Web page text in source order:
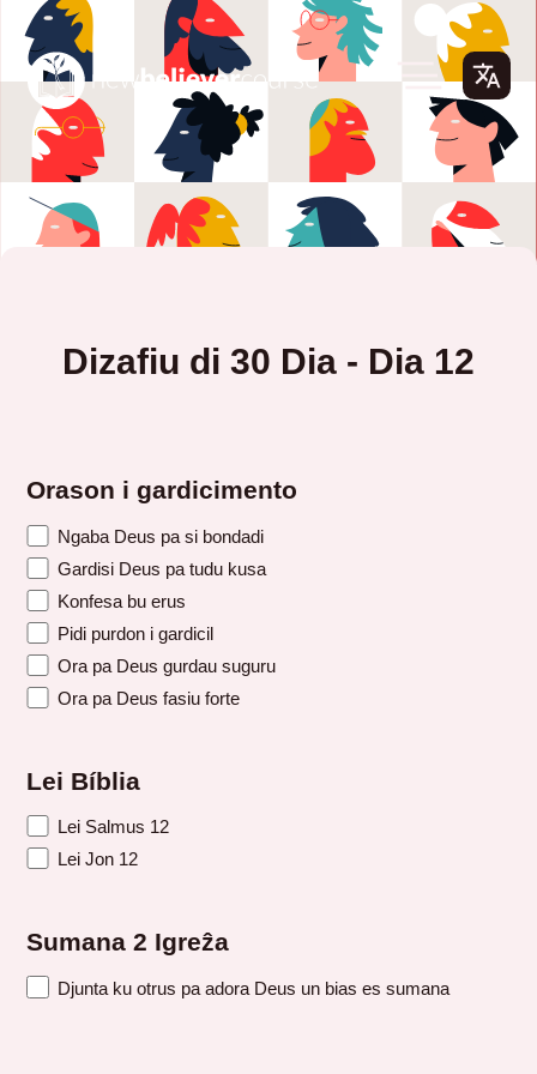
Dizafiu di 30 Dia - Dia 12
Orason i gardicimento
Ngaba Deus pa si bondadi
Gardisi Deus pa tudu kusa
Konfesa bu erus
Pidi purdon i gardicil
Ora pa Deus gurdau suguru
Ora pa Deus fasiu forte
Lei Bíblia
Lei Salmus 12
Lei Jon 12
Sumana 2 Igreẑa
Djunta ku otrus pa adora Deus un bias es sumana